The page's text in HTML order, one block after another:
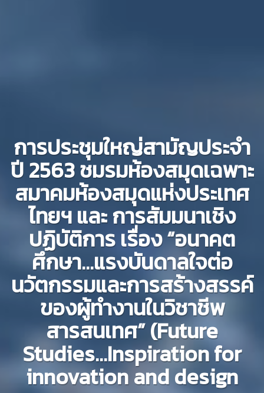
การประชุมใหญ่สามัญประจำ
ปี 2563 ชมรมห้องสมุดเฉพาะ
สมาคมห้องสมุดแห่งประเทศ
ไทยฯ และ การสัมมนาเชิง
ปฏิบัติการ เรื่อง “อนาคต
ศึกษา...แรงบันดาลใจต่อ
นวัตกรรมและการสร้างสรรค์
ของผู้ทำงานในวิชาชีพ
สารสนเทศ” (Future
Studies…Inspiration for
innovation and design